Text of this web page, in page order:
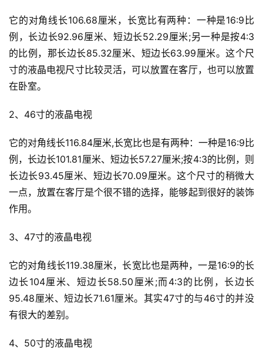
它的对角线长106.68厘米，长宽比有两种：一种是16:9比
例，长边长92.96厘米、短边长52.29厘米;另一种是按4:3
的比例，那长边长85.32厘米、短边长63.99厘米。这个尺
寸的液晶电视尺寸比较灵活，可以放置在客厅，也可以放置
在卧室。
2、46寸的液晶电视
它的对角线长116.84厘米,长宽比也是有两种：一种是16:9比
例，长边长101.81厘米、短边长57.27厘米;按4:3的比例，则
长边长93.45厘米、短边长70.09厘米。这个尺寸的稍微大
一点，放置在客厅是个很不错的选择，能够起到很好的装饰
作用。
3、47寸的液晶电视
它的对角线长119.38厘米，长宽比也是两种，一是16:9的长
边长104厘米、短边长58.50厘米;而4:3的比例，长边长
95.48厘米、短边长71.61厘米。其实47寸的与46寸的并没
有很大的差别。
4、50寸的液晶电视